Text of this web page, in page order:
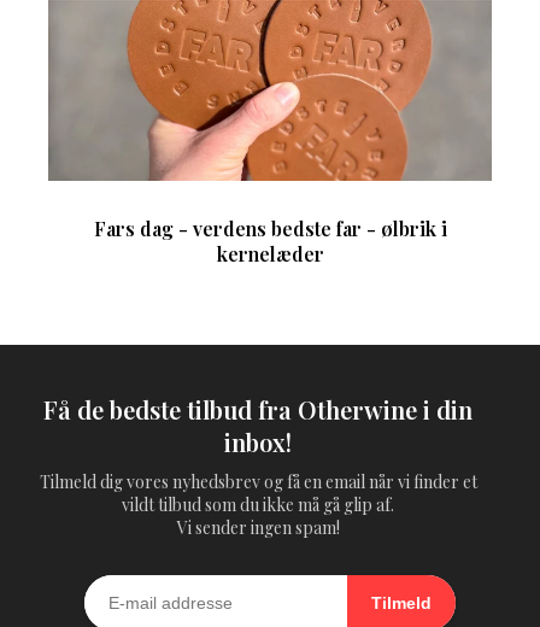
Fars dag - verdens bedste far - ølbrik i
kernelæder
Få de bedste tilbud fra Otherwine i din
inbox!
Tilmeld dig vores nyhedsbrev og få en email når vi finder et
vildt tilbud som du ikke må gå glip af.
Vi sender ingen spam!
Tilmeld